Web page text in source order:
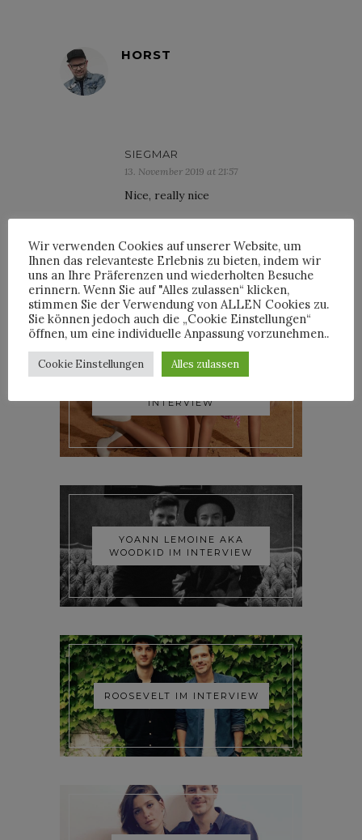
HORST
SIEGMAR
13. November 2019 at 21:57
Nice, really nice
INTERVIEWS
INTERVIEW
YOANN LEMOINE AKA
WOODKID IM INTERVIEW
ROOSEVELT IM INTERVIEW
Wir verwenden Cookies auf unserer Website, um
Ihnen das relevanteste Erlebnis zu bieten, indem wir
uns an Ihre Präferenzen und wiederholten Besuche
erinnern. Wenn Sie auf "Alles zulassen“ klicken,
stimmen Sie der Verwendung von ALLEN Cookies zu.
Sie können jedoch auch die „Cookie Einstellungen“
öffnen, um eine individuelle Anpassung vorzunehmen..
Cookie Einstellungen Alles zulassen